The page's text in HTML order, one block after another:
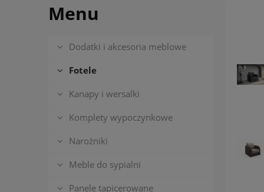
Menu
Dodatki i akcesoria meblowe
Fotele
Kanapy i wersalki
Komplety wypoczynkowe
Narożniki
Meble do sypialni
Panele tapicerowane